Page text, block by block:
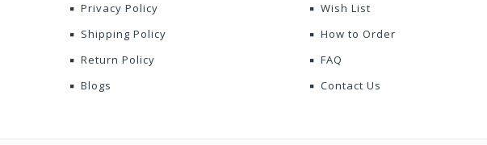
Privacy Policy
Shipping Policy
Return Policy
Blogs
Wish List
How to Order
FAQ
Contact Us